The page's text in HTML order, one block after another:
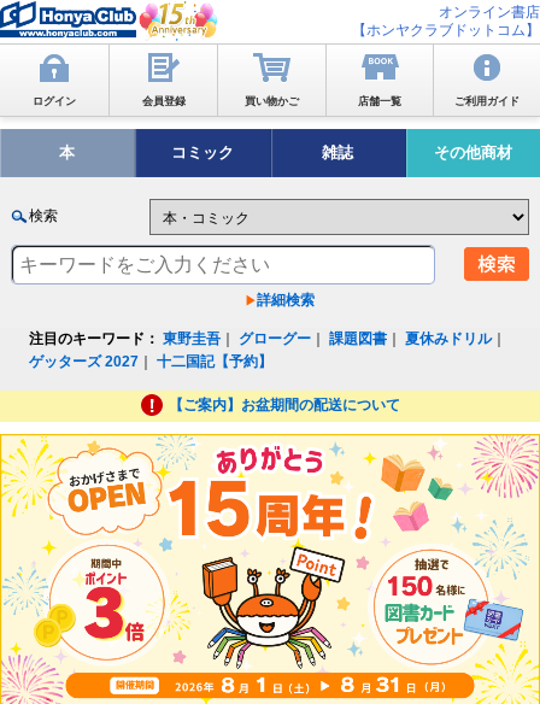
オンライン書店
【ホンヤクラブドットコム】
ログイン 会員登録 買い物かご 店舗一覧 ご利用ガイド
本 コミック 雑誌 その他商材
検索
詳細検索
注目のキーワード： 東野圭吾 グローグー ｜課題図書 ｜夏休みドリル｜
ゲッターズ 2027 ｜十二国記【予約】
【ご案内】お盆期間の配送について